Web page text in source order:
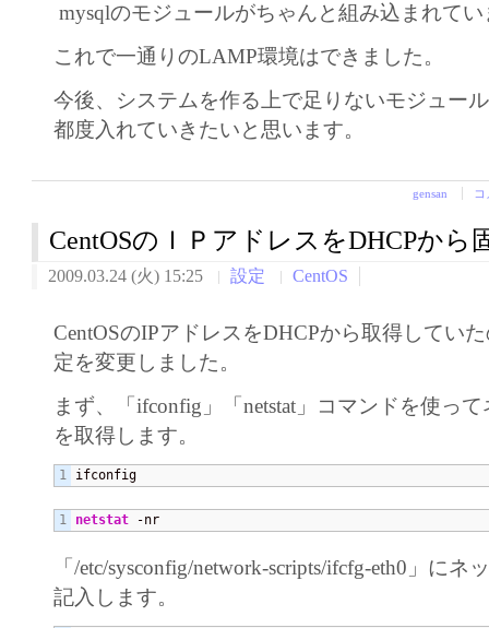
mysqlのモジュールがちゃんと組み込まれて
これで一通りのLAMP環境はできました。
今後、システムを作る上で足りないモジュー
都度入れていきたいと思います。
gensan
CentOSのＩＰアドレスをDHCPから
2009.03.24 (火) 15:25 設定 CentOS
CentOSのIPアドレスをDHCPから取得してい
定を変更しました。
まず、「ifconfig」「netstat」コマンドを使っ
を取得します。
ifconfig
netstat -nr
「/etc/sysconfig/network-scripts/ifcfg-eth0」にネ
記入します。